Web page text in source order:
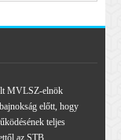
MVLSZ-elnök
előtt, hogy
teljes
az STB